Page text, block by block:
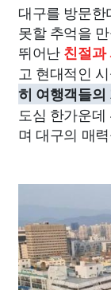
대구를 방문
못할 추억을
뛰어난친절과
고 현대적인
히 여행객들의
도심 한가운
며 대구의 매